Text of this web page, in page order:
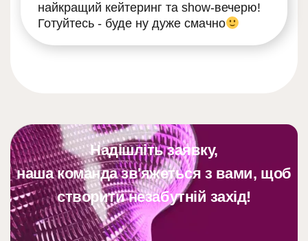
найкращий кейтеринг та show-вечерю!
Готуйтесь - буде ну дуже смачно
Надішліть заявку,
наша команда зв'яжеться з вами, щоб
створити незабутній захід!